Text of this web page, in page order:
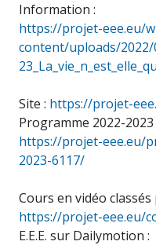
Information :
https://projet-eee.eu/
content/uploads/2022/
Site : https://projet-
Programme 2022-2023
https://projet-eee.eu/
2023-6117/
Cours en vidéo
https://projet-eee.eu/
E.E.E. sur Dailymotion :